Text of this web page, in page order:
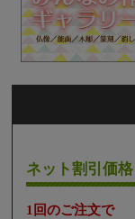
ネット割引価格
1回のご注文で